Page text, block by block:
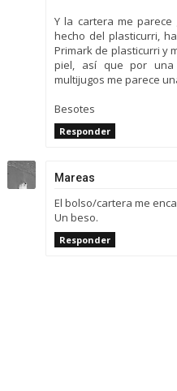
Y la cartera me
hecho del plasticurri,
Primark de plasticurri y
piel, así que por una
multijugos me parece
Besotes
Responder
Mareas
El bolso/cartera me
Un beso.
Responder